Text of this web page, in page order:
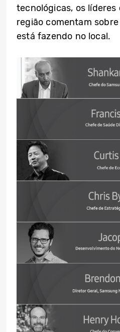
tecnológicas, os líderes
região comentam
está fazendo no local.